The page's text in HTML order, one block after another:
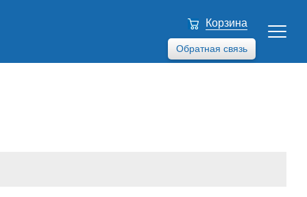
Обратная связь
Корзина